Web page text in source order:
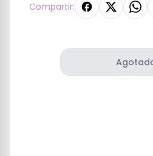
Compartir: